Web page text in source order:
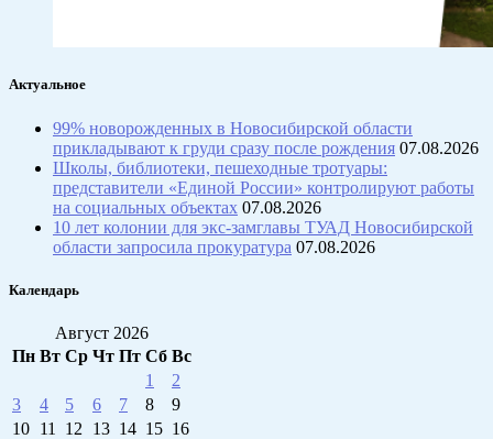
Актуальное
99% новорожденных в Новосибирской области
прикладывают к груди сразу после рождения 07.08.2026
Школы, библиотеки, пешеходные тротуары:
представители «Единой России» контролируют работы
на социальных объектах 07.08.2026
10 лет колонии для экс-замглавы ТУАД Новосибирской
области запросила прокуратура 07.08.2026
Календарь
Август 2026
Пн Вт Ср Чт Пт Сб Вс
1
2
3
4 5 6 7 8
9
10 11 12 13 14 15 16